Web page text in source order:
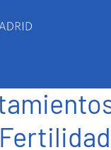
Fertilidad